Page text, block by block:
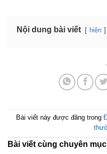
Nội dung bài viết hiện
Bài viết này được đăng trong
Bài viết cùng chuyên mục